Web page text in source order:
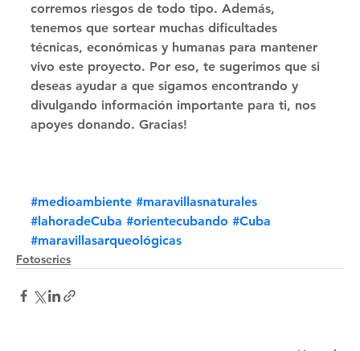
corremos riesgos de todo tipo. Además,
tenemos que sortear muchas dificultades
técnicas, económicas y humanas para mantener
vivo este proyecto. Por eso, te sugerimos que si
deseas ayudar a que sigamos encontrando y
divulgando información importante para ti, nos
apoyes donando. Gracias!
#medioambiente #maravillasnaturales
#lahoradeCuba #orientecubando #Cuba
#maravillasarqueológicas
Fotoseries